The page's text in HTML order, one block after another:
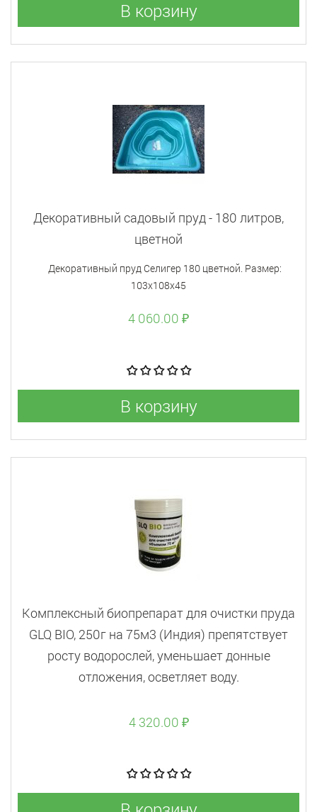
В корзину
Декоративный садовый пруд - 180 литров,
цветной
Декоративный пруд Селигер 180 цветной. Размер:
103х108х45
4 060.00 ₽
В корзину
Комплексный биопрепарат для очистки пруда
GLQ BIO, 250г на 75м3 (Индия) препятствует
росту водорослей, уменьшает донные
отложения, осветляет воду.
4 320.00 ₽